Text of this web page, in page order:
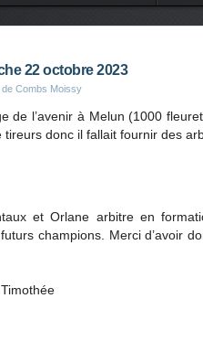
22 octobre 2023
de Combs Moissy
de l’avenir à Melun (1000
donc il fallait fournir des
et Orlane arbitre en
champions. Merci d’avoir